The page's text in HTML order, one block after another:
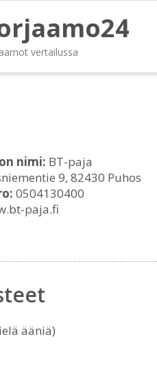
vertailussa
nimi: BT-paja
9, 82430 Puhos
0504130400
paja.fi
ääniä)